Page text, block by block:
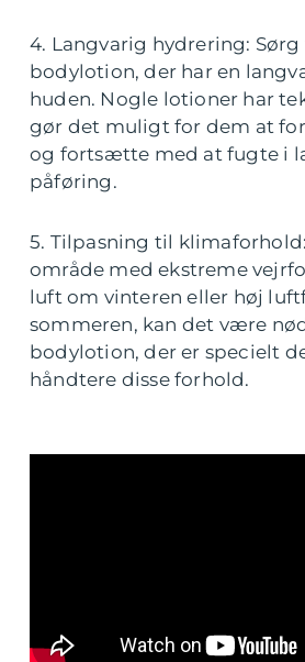
4. Langvarig hydrering:
bodylotion, der har en
huden. Nogle lotioner har
gør det muligt for dem at
og fortsætte med at fugte i
påføring.
5. Tilpasning til
område med ekstreme
luft om vinteren eller høj
sommeren, kan det være
bodylotion, der er specielt
håndtere disse forhold.